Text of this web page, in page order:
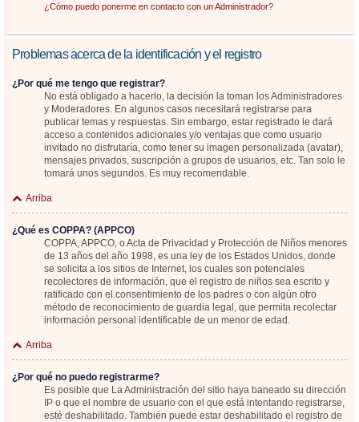
¿Cómo puedo ponerme en contacto con un Administrador?
Problemas acerca de la identificación y el registro
¿Por qué me tengo que registrar?
No está obligado a hacerlo, la decisión la toman los Administradores
y Moderadores. En algunos casos necesitará registrarse para
publicar temas y respuestas. Sin embargo, estar registrado le dará
acceso a contenidos adicionales y/o ventajas que como usuario
invitado no disfrutaría, como tener su imagen personalizada (avatar),
mensajes privados, suscripción a grupos de usuarios, etc. Tan solo le
tomará unos segundos. Es muy recomendable.
Arriba
¿Qué es COPPA? (APPCO)
COPPA, APPCO, o Acta de Privacidad y Protección de Niños menores
de 13 años del año 1998, es una ley de los Estados Unidos, donde
se solicita a los sitios de Internet, los cuales son potenciales
recolectores de información, que el registro de niños sea escrito y
ratificado con el consentimiento de los padres o con algún otro
método de reconocimiento de guardia legal, que permita recolectar
información personal identificable de un menor de edad.
Arriba
¿Por qué no puedo registrarme?
Es posible que La Administración del sitio haya baneado su dirección
IP o que el nombre de usuario con el que está intentando registrarse,
esté deshabilitado. También puede estar deshabilitado el registro de